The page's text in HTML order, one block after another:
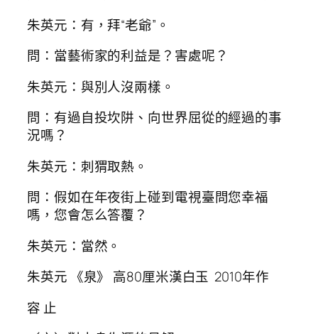
朱英元：有，拜“老爺”。
問：當藝術家的利益是？害處呢？
朱英元：與別人沒兩樣。
問：有過自投坎阱、向世界屈從的經過的事
況嗎？
朱英元：刺猬取熱。
問：假如在年夜街上碰到電視臺問您幸福
嗎，您會怎么答覆？
朱英元：當然。
朱英元 《泉》 高80厘米漢白玉 2010年作
容 止